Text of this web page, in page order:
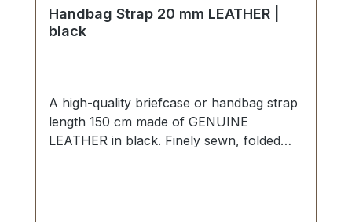
Handbag Strap 20 mm LEATHER |
black
A high-quality briefcase or handbag strap
length 150 cm made of GENUINE
LEATHER in black. Finely sewn, folded